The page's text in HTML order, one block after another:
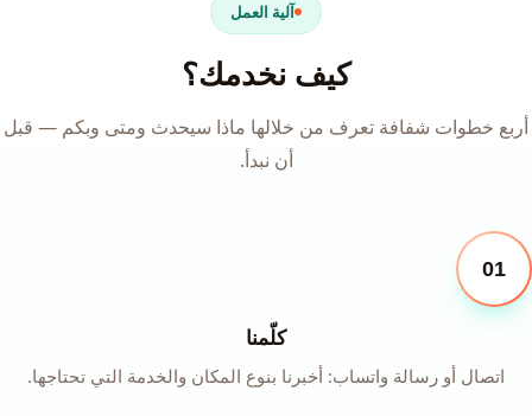
آلية العمل
كيف نخدمك؟
أربع خطوات شفافة تعرف من خلالها ماذا سيحدث ومتى وبكم — قبل
أن نبدأ.
01
كلّمنا
اتصال أو رسالة واتساب: أخبرنا بنوع المكان والخدمة التي تحتاجها.